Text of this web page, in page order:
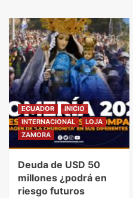
ECUADOR
INICIO
INTERNACIONAL
LOJA
ZAMORA
Deuda de USD 50
millones ¿podrá en
riesgo futuros